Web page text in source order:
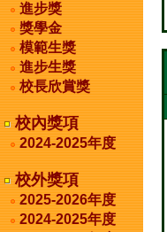
進步獎
獎學金
模範生獎
進步生獎
校長欣賞獎
校內獎項
2024-2025年度
校外獎項
2025-2026年度
2024-2025年度